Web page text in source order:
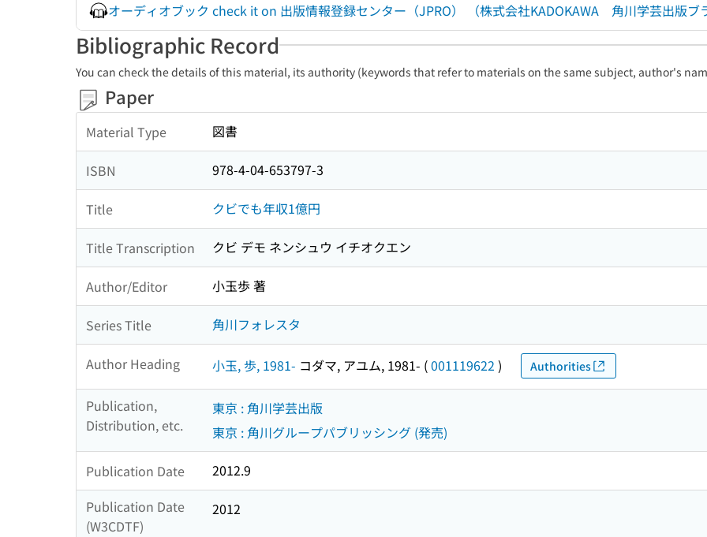
オーディオブック check it on 出版情報登録センター（JPRO） （株式会社KADOKAWA 角川学芸出版
Bibliographic Record
You can check the details of this material, its authority (keywords that refer to materials on the same subject, author's
Paper
Material Type 図書
ISBN 978-4-04-653797-3
Title クビでも年収1億円
Title Transcription クビ デモ ネンシュウ イチオクエン
Author/Editor 小玉歩 著
Series Title 角川フォレスタ
Author Heading 小玉, 歩, 1981- コダマ, アユム, 1981- (001119622 ) Authorities
Publication,
Distribution, etc.
東京 : 角川学芸出版
東京 : 角川グループパブリッシング (発売)
Publication Date
2012.9
Publication Date
(W3CDTF)
2012